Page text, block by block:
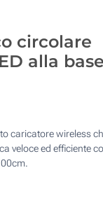
circolare
alla base
caricatore wireless
veloce ed efficiente